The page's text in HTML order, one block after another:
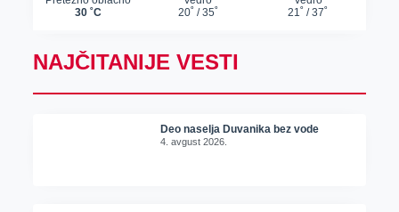
NAJČITANIJE VESTI
Deo naselja Duvanika bez vode
4. avgust 2026.